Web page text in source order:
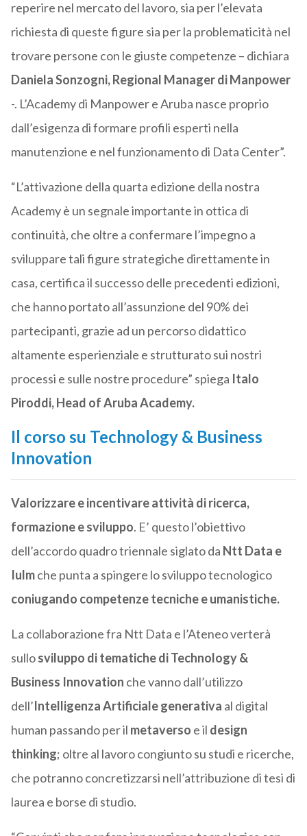
reperire nel mercato del lavoro, sia per l’elevata
richiesta di queste figure sia per la problematicità nel
trovare persone con le giuste competenze – dichiara
Daniela Sonzogni, Regional Manager di Manpower
-. L’Academy di Manpower e Aruba nasce proprio
dall’esigenza di formare profili esperti nella
manutenzione e nel funzionamento di Data Center”.
“L’attivazione della quarta edizione della nostra
Academy è un segnale importante in ottica di
continuità, che oltre a confermare l’impegno a
sviluppare tali figure strategiche direttamente in
casa, certifica il successo delle precedenti edizioni,
che hanno portato all’assunzione del 90% dei
partecipanti, grazie ad un percorso didattico
altamente esperienziale e strutturato sui nostri
processi e sulle nostre procedure” spiega Italo
Piroddi, Head of Aruba Academy.
Il corso su Technology & Business
Innovation
Valorizzare e incentivare attività di ricerca,
formazione e sviluppo. E’ questo l’obiettivo
dell’accordo quadro triennale siglato da Ntt Data e
Iulmche punta a spingere lo sviluppo tecnologico
coniugando competenze tecniche e umanistiche.
La collaborazione fra Ntt Data e l’Ateneo verterà
sullosviluppo di tematiche diTechnology &
Business Innovation che vanno dall’utilizzo
dell’Intelligenza Artificiale generativa al digital
human passando per il metaverso e il design
thinking; oltre al lavoro congiunto su studi e ricerche,
che potranno concretizzarsi nell’attribuzione di tesi di
laurea e borse di studio.